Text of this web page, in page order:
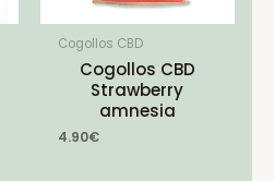
Cogollos CBD
Cogollos CBD
Strawberry
amnesia
4.90€